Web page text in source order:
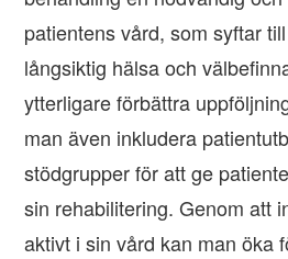
patientens vård, som syftar
långsiktig hälsa och
ytterligare förbättra
man även inkludera
stödgrupper för att ge
sin rehabilitering. Genom att
aktivt i sin vård kan man öka